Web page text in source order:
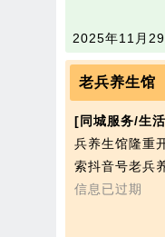
2025年11月29
老兵养生馆
[同城服务/生
兵养生馆隆重
索抖音号老兵
信息已过期